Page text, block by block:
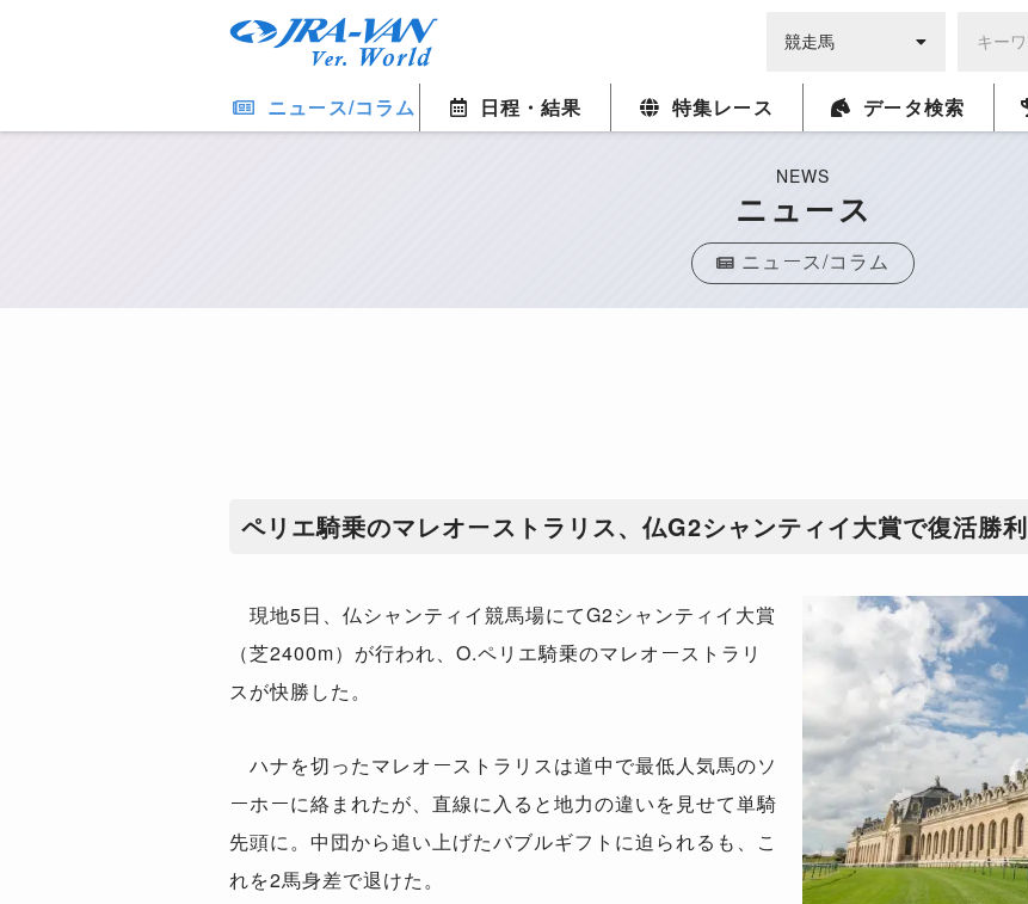
ニュース/コラム 日程・結果 特集レース データ検索
NEWS
ニュース
ニュース/コラム
ペリエ騎乗のマレオーストラリス、仏G2シャンティイ大賞で復活勝利
現地5日、仏シャンティイ競馬場にてG2シャンティイ大賞
（芝2400m）が行われ、O.ペリエ騎乗のマレオーストラリ
スが快勝した。
ハナを切ったマレオーストラリスは道中で最低人気馬のソ
ーホーに絡まれたが、直線に入ると地力の違いを見せて単騎
先頭に。中団から追い上げたバブルギフトに迫られるも、こ
れを2馬身差で退けた。